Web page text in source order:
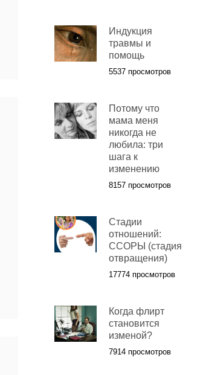
Индукция
травмы и
помощь
5537 просмотров
Потому что
мама меня
никогда не
любила: три
шага к
изменению
8157 просмотров
Стадии
отношений:
ССОРЫ (стадия
отвращения)
17774 просмотров
Когда флирт
становится
изменой?
7914 просмотров